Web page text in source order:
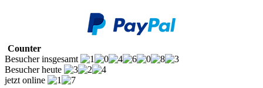
Counter
Besucher insgesamt
Besucher heute
jetzt online